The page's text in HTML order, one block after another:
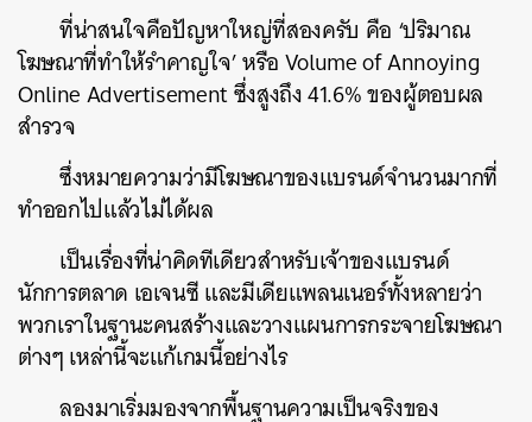
ที่น่าสนใจคือปัญหาใหญ่ที่สองครับ คือ ‘ปริมาณ
โฆษณาที่ทำให้รำคาญใจ’ หรือ Volume of Annoying
Online Advertisement ซึ่งสูงถึง 41.6% ของผู้ตอบผล
สำรวจ
ซึ่งหมายความว่ามีโฆษณาของแบรนด์จำนวนมากที่
ทำออกไปแล้วไม่ได้ผล
เป็นเรื่องที่น่าคิดทีเดียวสำหรับเจ้าของแบรนด์
นักการตลาด เอเจนซี และมีเดียแพลนเนอร์ทั้งหลายว่า
พวกเราในฐานะคนสร้างและวางแผนการกระจายโฆษณา
ต่างๆ เหล่านี้จะแก้เกมนี้อย่างไร
ลองมาเริ่มมองจากพื้นฐานความเป็นจริงของ